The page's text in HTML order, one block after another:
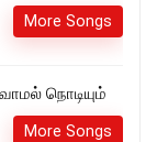
More Songs
நொடியும்
More Songs